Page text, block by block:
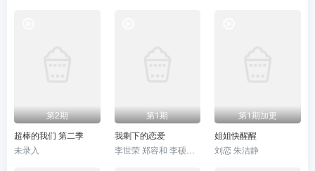
20240901 20240908 20240915
20240922 20241006 20241020
第2期
超棒的我们 第二季
未录入
第1期
我剩下的恋爱
李世荣 郑容和 李硕珉 崔叡娜
第1期加更
姐姐快醒醒
刘恋 朱洁静